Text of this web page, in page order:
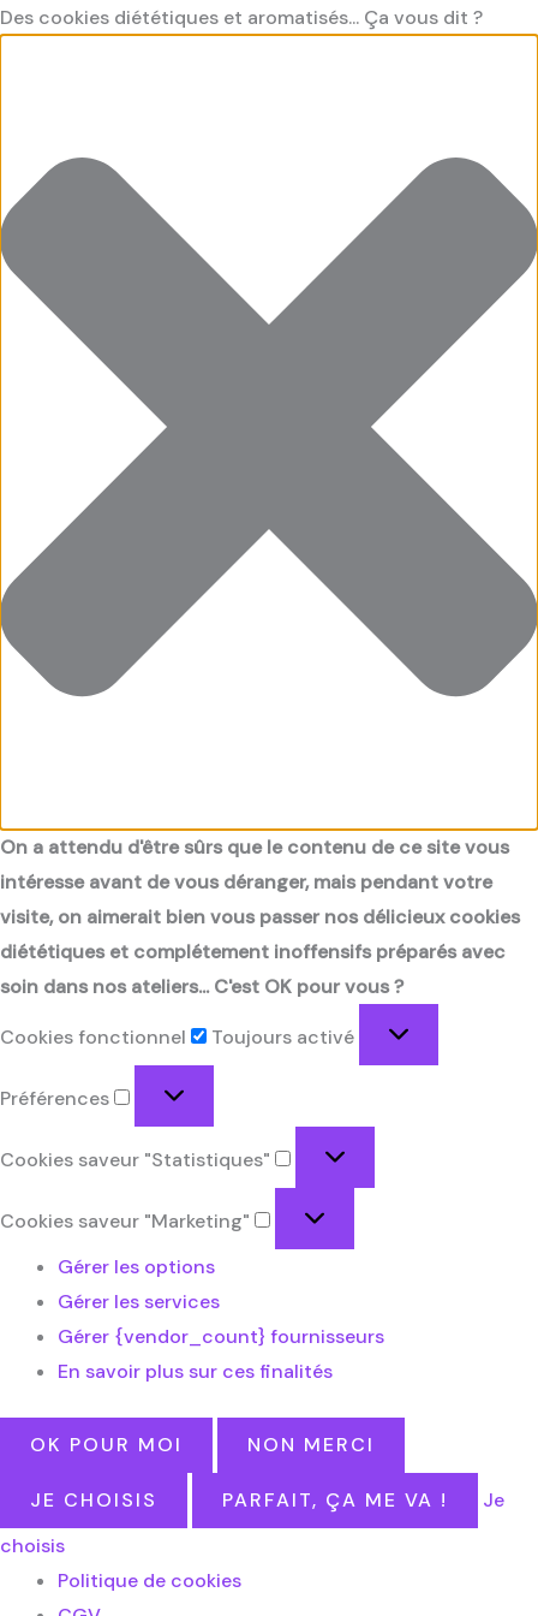
Des cookies diététiques et aromatisés... Ça vous dit ?
On a attendu d'être sûrs que le contenu de ce site vous
intéresse avant de vous déranger, mais pendant votre
visite, on aimerait bien vous passer nos délicieux cookies
diététiques et complétement inoffensifs préparés avec
soin dans nos ateliers... C'est OK pour vous ?
Cookies fonctionnel
Cookies
Toujours activé
Préférences
Préférences
Cookies saveur "Statistiques"
Cookies
Cookies saveur "Marketing"
Cookies
Gérer les options
Gérer les services
Gérer {vendor_count} fournisseurs
En savoir plus sur ces finalités
OK POUR MOI NON MERCI
JE CHOISIS PARFAIT, ÇA ME VA !
Je
choisis
Politique de cookies
Aller